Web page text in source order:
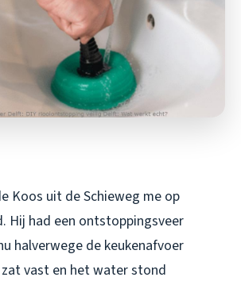
Koos uit de Schieweg me op
Hij had een ontstoppingsveer
halverwege de keukenafvoer
vast en het water stond